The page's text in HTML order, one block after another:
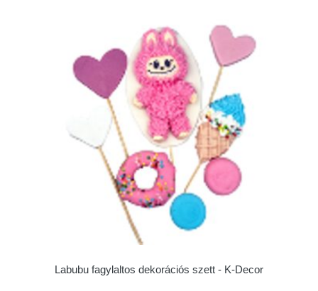
Labubu fagylaltos dekorációs szett - K-Decor